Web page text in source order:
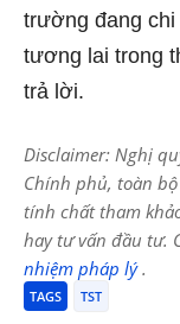
trường đang chi
tương lai trong
trả lời.
Disclaimer: Nghị
Chính phủ, toàn
tính chất tham
hay tư vấn đầu tư.
nhiệm pháp lý.
TAGS TST